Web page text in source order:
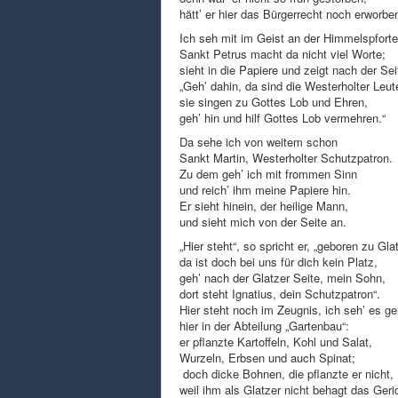
hätt’ er hier das Bürgerrecht noch
Ich seh mit im Geist an der
Sankt Petrus macht da nicht viel Worte;
sieht in die Papiere und zeigt nach der
„Geh’ dahin, da sind die Westerholter
sie singen zu Gottes Lob und Ehren,
geh’ hin und hilf Gottes Lob vermehren.“
Da sehe ich von weitem schon
Sankt Martin, Westerholter Schutzpatron.
Zu dem geh’ ich mit frommen Sinn
und reich’ ihm meine Papiere hin.
Er sieht hinein, der heilige Mann,
und sieht mich von der Seite an.
„Hier steht“, so spricht er, „geboren zu
da ist doch bei uns für dich kein Platz,
geh’ nach der Glatzer Seite, mein Sohn,
dort steht Ignatius, dein Schutzpatron“.
Hier steht noch im Zeugnis, ich seh’ es
hier in der Abteilung „Gartenbau“:
er pflanzte Kartoffeln, Kohl und Salat,
Wurzeln, Erbsen und auch Spinat;
doch dicke Bohnen, die pflanzte er nicht,
weil ihm als Glatzer nicht behagt das